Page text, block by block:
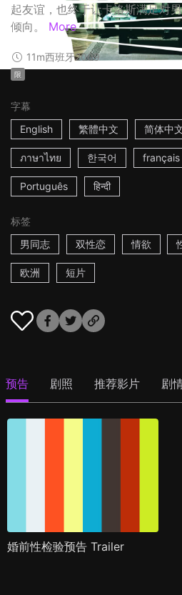
起友谊，也终于让卡洛斯满足对
倾向。
More
11m西班牙2009
限
字幕
English
繁體中文 简体中
ภาษาไทย 한국어 français
Português हिन्दी
标签
男同志
双性恋 情欲
欧洲 短片
预告 剧照 推荐影片 剧
婚前性检验预告 Trailer